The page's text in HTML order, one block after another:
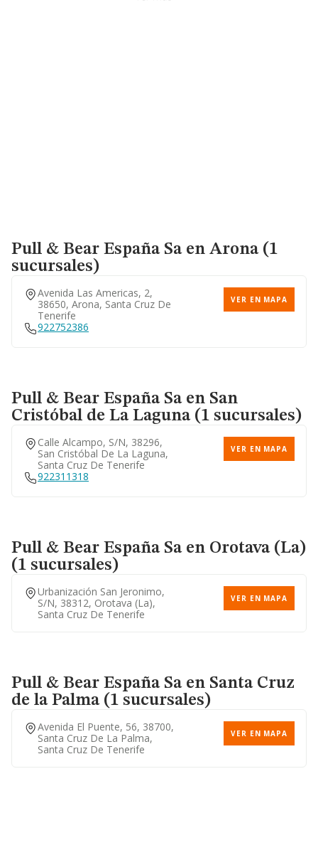
Pull & Bear España Saen Arona (1
sucursales)
Avenida Las Americas, 2,
38650, Arona, Santa Cruz De
Tenerife
VER EN MAPA
922752386
Pull & Bear España Saen San
Cristóbal de La Laguna (1 sucursales)
Calle Alcampo, S/n, 38296,
San Cristóbal De La Laguna,
Santa Cruz De Tenerife
VER EN MAPA
922311318
Pull & Bear España Saen Orotava (La)
(1 sucursales)
Urbanización San Jeronimo,
S/n, 38312, Orotava (la),
Santa Cruz De Tenerife
VER EN MAPA
Pull & Bear España Saen Santa Cruz
de la Palma (1 sucursales)
Avenida El Puente, 56, 38700,
Santa Cruz De La Palma,
Santa Cruz De Tenerife
VER EN MAPA